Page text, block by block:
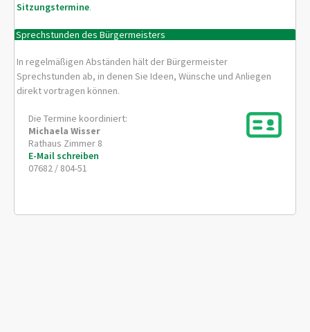
Sitzungstermine.
Sprechstunden des Bürgermeisters
In regelmäßigen Abständen hält der Bürgermeister
Sprechstunden ab, in denen Sie Ideen, Wünsche und Anliegen
direkt vortragen können.
Die Termine koordiniert:
Michaela Wisser
Rathaus Zimmer 8
E-Mail schreiben
07682 / 804-51